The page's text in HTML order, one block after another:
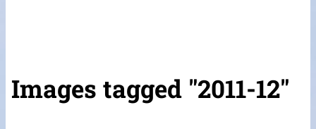
Images tagged "2011-12"